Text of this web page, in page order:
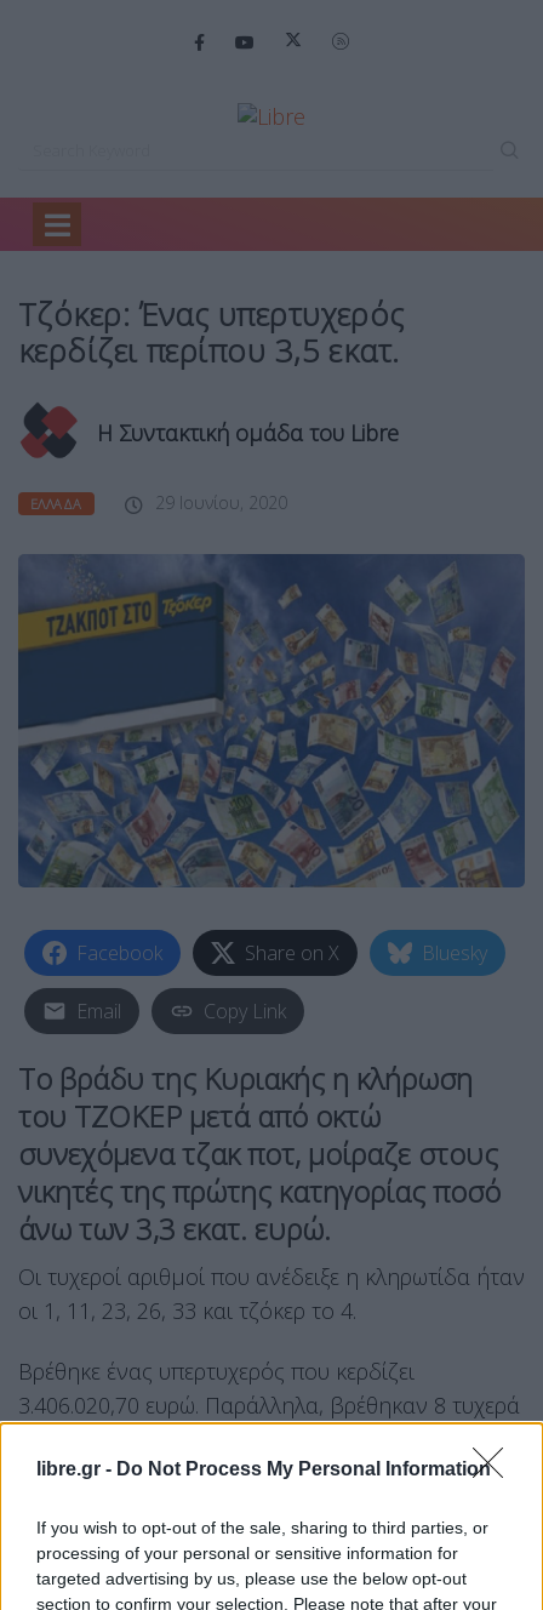
libre.gr - Do Not Process My Personal Information
If you wish to opt-out of the sale, sharing to third parties, or
processing of your personal or sensitive information for
targeted advertising by us, please use the below opt-out
section to confirm your selection. Please note that after your
Home
Τζόκερ: Ένας υπερτυχερός
κερδίζει περίπου 3,5 εκατ.
Η Συντακτική ομάδα του Libre
ΕΛΛΆΔΑ 29 Ιουνίου, 2020
Facebook Share on X Bluesky
Email Copy Link
Το βράδυ της Κυριακής η κλήρωση
του ΤΖΟΚΕΡ μετά από οκτώ
συνεχόμενα τζακ ποτ, μοίραζε στους
νικητές της πρώτης κατηγορίας ποσό
άνω των 3,3 εκατ. ευρώ.
Οι τυχεροί αριθμοί που ανέδειξε η κληρωτίδα ήταν
οι 1, 11, 23, 26, 33 και τζόκερ το 4.
Βρέθηκε ένας υπερτυχερός που κερδίζει
3.406.020,70 ευρώ. Παράλληλα, βρέθηκαν 8 τυχερά
11.145,96 ευρώ.
Facebook Share on X Bluesky
Email Copy Link